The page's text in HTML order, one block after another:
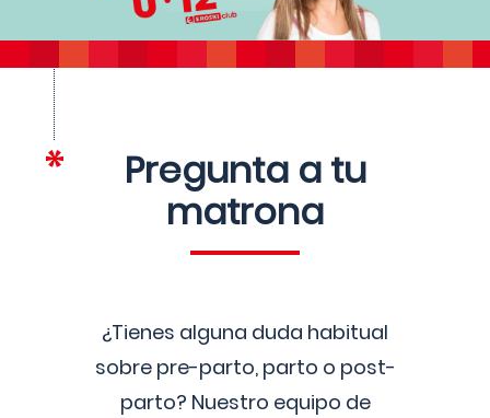
Pregunta a tu
matrona
¿Tienes alguna duda habitual
sobre pre-parto, parto o post-
parto? Nuestro equipo de